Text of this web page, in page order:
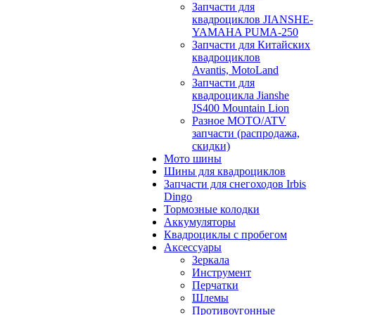
Запчасти для
квадроциклов JIANSHE-
YAMAHA PUMA-250
Запчасти для Китайских
квадроциклов
Avantis, MotoLand
Запчасти для
квадроцикла Jianshe
JS400 Mountain Lion
Разное МОТО/ATV
запчасти (распродажа,
скидки)
Мото шины
Шины для квадроциклов
Запчасти для снегоходов Irbis
Dingo
Тормозные колодки
Аккумуляторы
Квадроциклы с пробегом
Аксессуары
Зеркала
Инструмент
Перчатки
Шлемы
Противоугонные